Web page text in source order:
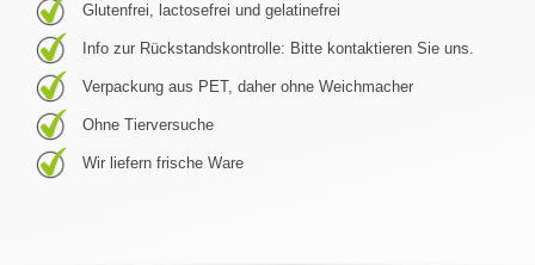
Glutenfrei, lactosefrei und gelatinefrei
Info zur Rückstandskontrolle: Bitte kontaktieren Sie uns.
Verpackung aus PET, daher ohne Weichmacher
Ohne Tierversuche
Wir liefern frische Ware